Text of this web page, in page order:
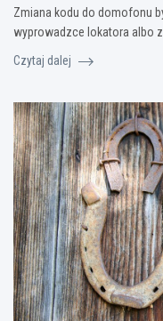
Zmiana kodu do domofonu
wyprowadzce lokatora albo
Czytaj dalej